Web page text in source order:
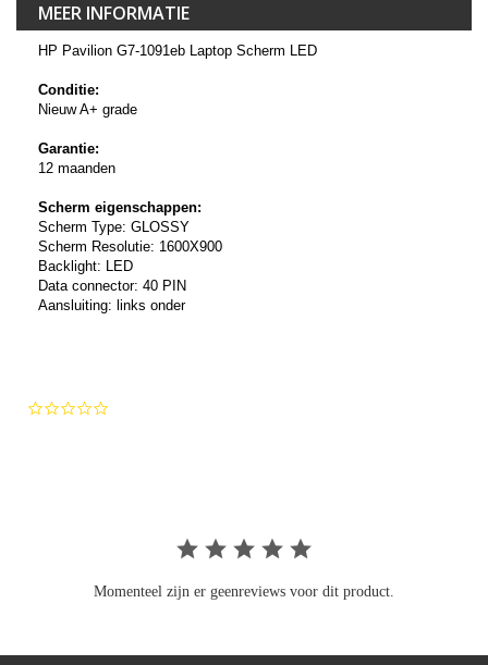
MEER INFORMATIE
HP Pavilion G7-1091eb Laptop Scherm LED
Conditie:
Nieuw A+ grade
Garantie:
12 maanden
Scherm eigenschappen:
Scherm Type: GLOSSY
Scherm Resolutie: 1600X900
Backlight: LED
Data connector: 40 PIN
Aansluiting: links onder
Momenteel zijn er geenreviews voor dit product.